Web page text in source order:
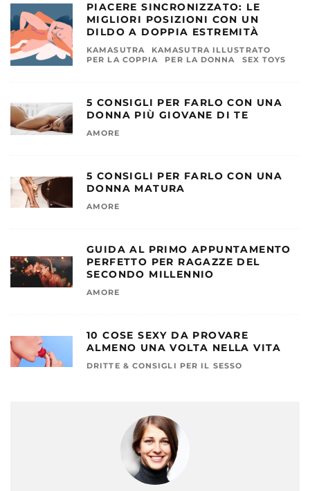
PIACERE SINCRONIZZATO: LE
MIGLIORI POSIZIONI CON UN
DILDO A DOPPIA ESTREMITÀ
KAMASUTRA
KAMASUTRA ILLUSTRATO
PER LA COPPIA
PER LA DONNA SEX TOYS
5 CONSIGLI PER FARLO CON UNA
DONNA PIÙ GIOVANE DI TE
AMORE
5 CONSIGLI PER FARLO CON UNA
DONNA MATURA
AMORE
GUIDA AL PRIMO APPUNTAMENTO
PERFETTO PER RAGAZZE DEL
SECONDO MILLENNIO
AMORE
10 COSE SEXY DA PROVARE
ALMENO UNA VOLTA NELLA VITA
DRITTE & CONSIGLI PER IL SESSO